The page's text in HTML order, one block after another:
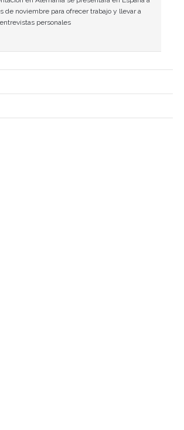
de noviembre para ofrecer trabajo y llevar a
personales